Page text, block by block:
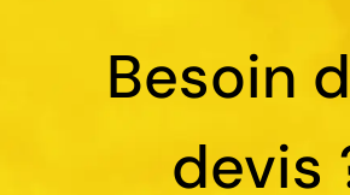
Besoin
devis